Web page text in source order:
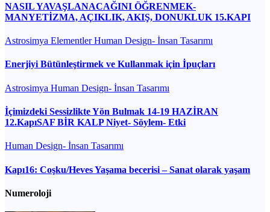
NASIL YAVAŞLANACAĞINI ÖĞRENMEK-
MANYETİZMA, AÇIKLIK, AKIŞ, DONUKLUK 15.KAPI
Astrosimya ElementlerHuman Design- İnsan Tasarımı
Enerjiyi Bütünleştirmek ve Kullanmak için İpuçları
Astrosimya Human Design- İnsan Tasarımı
İçimizdeki Sessizlikte Yön Bulmak 14-19 HAZİRAN
12.KapıSAF BİR KALP Niyet- Söylem- Etki
Human Design- İnsan Tasarımı
Kapı16: Coşku/Heves Yaşama becerisi – Sanat olarak yaşam
Numeroloji